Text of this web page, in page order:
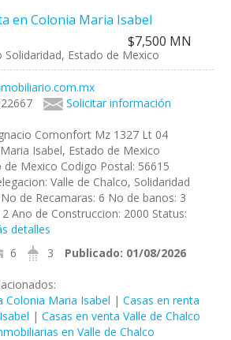
en Colonia Maria Isabel
$7,500 MN
Solidaridad, Estado de Mexico
Solicitar información
Comonfort Mz 1327 Lt 04
Isabel, Estado de Mexico
de Mexico Codigo Postal: 56615
Valle de Chalco, Solidaridad
de Recamaras: 6 No de banos: 3
Ano de Construccion: 2000 Status:
detalles
6 3 Publicado: 01/08/2026
Colonia Maria Isabel | Casas en renta
| Casas en venta Valle de Chalco
en Valle de Chalco